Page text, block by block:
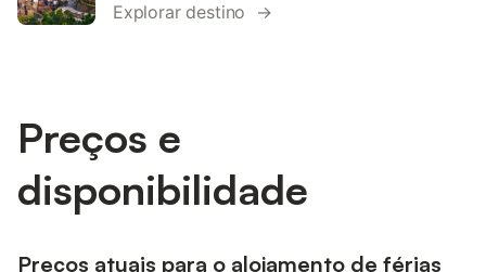
Explorar destino →
Preços e
disponibilidade
Preços atuais para o alojamento de férias